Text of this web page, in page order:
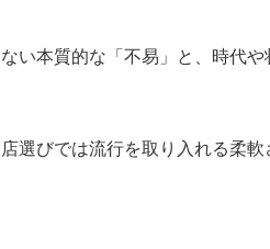
い本質的な「不易」と、時代
選びでは流行を取り入れる柔軟